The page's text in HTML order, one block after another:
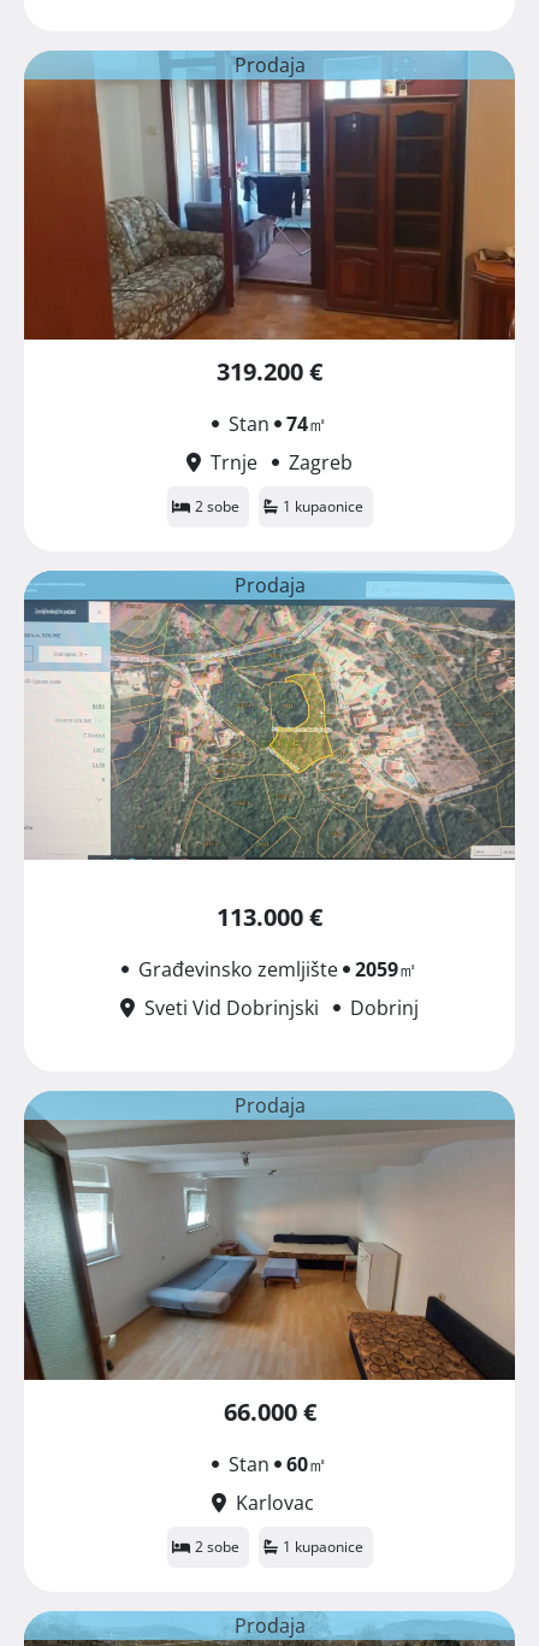
Prodaja
319.200 €
Stan 74㎡
Trnje
Zagreb
2 sobe 1 kupaonice
Prodaja
113.000 €
Građevinsko zemljište 2059㎡
Sveti Vid Dobrinjski
Dobrinj
Prodaja
66.000 €
Stan 60㎡
Karlovac
2 sobe 1 kupaonice
Prodaja